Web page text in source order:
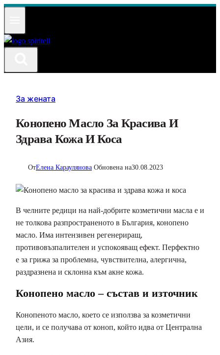
Към
За жената
Конопено Масло За Красива И
Здрава Кожа И Коса
ОтЕлена Караулянова Обновена на30.08.2023
В челните редици на най-добрите козметични масла е и
не толкова разпространеното в България, конопено
масло. Има интензивен регенериращ,
противовъзпалителен и успокояващ ефект. Перфектно
е за грижа за проблемна, чувствителна, алергична,
раздразнена и склонна към акне кожа.
Конопено масло – състав и източник
Конопеното масло, което се използва за козметични
цели, и се получава от коноп, който идва от Централна
Азия.